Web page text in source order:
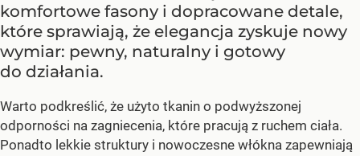
komfortowe fasony i dopracowane detale,
które sprawiają, że elegancja zyskuje nowy
wymiar: pewny, naturalny i gotowy
do działania.
Warto podkreślić, że użyto tkanin o podwyższonej
odporności na zagniecenia, które pracują z ruchem ciała.
Ponadto lekkie struktury i nowoczesne włókna zapewniają